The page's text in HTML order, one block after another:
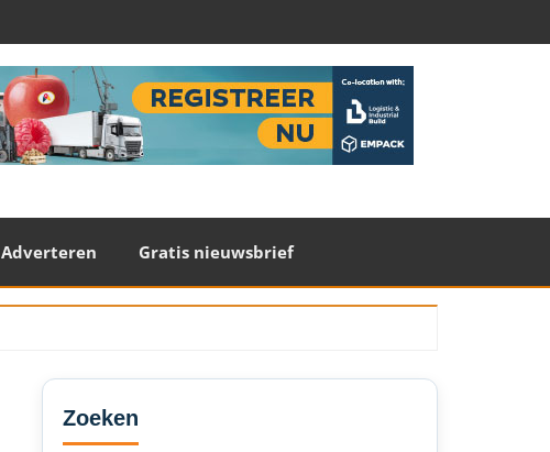
Adverteren Gratis nieuwsbrief
Secondary
Sidebar
Zoeken